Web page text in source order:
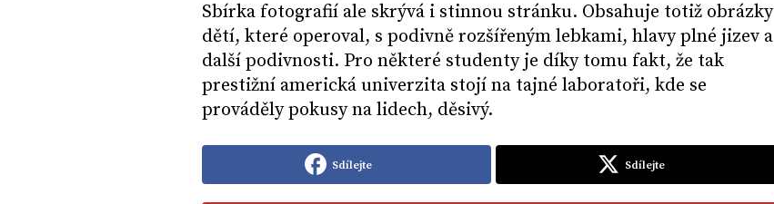
Sbírka fotografií ale skrývá i stinnou stránku. Obsahuje totiž obrázky
dětí, které operoval, s podivně rozšířeným lebkami, hlavy plné jizev a
další podivnosti. Pro některé studenty je díky tomu fakt, že tak
prestižní americká univerzita stojí na tajné laboratoři, kde se
prováděly pokusy na lidech, děsivý.
Sdílejte Sdílejte